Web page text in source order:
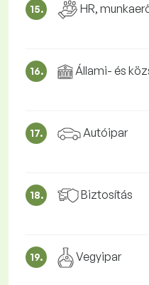
15.
HR,
16.
Állami- és
17.
Autóipar
18.
Biztosítás
19.
Vegyipar